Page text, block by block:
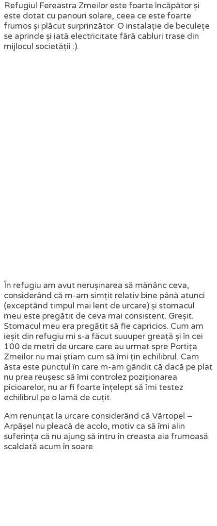
Refugiul Fereastra Zmeilor este foarte încăpător și
este dotat cu panouri solare, ceea ce este foarte
frumos și plăcut surprinzător. O instalație de beculețe
se aprinde și iată electricitate fără cabluri trase din
mijlocul societății :).
În refugiu am avut nerușinarea să mănânc ceva,
considerând că m-am simțit relativ bine până atunci
(exceptând timpul mai lent de urcare) și stomacul
meu este pregătit de ceva mai consistent. Greșit.
Stomacul meu era pregătit să fie capricios. Cum am
ieșit din refugiu mi s-a făcut suuuper greață și în cei
100 de metri de urcare care au urmat spre Portița
Zmeilor nu mai știam cum să îmi țin echilibrul. Cam
ăsta este punctul în care m-am gândit că dacă pe plat
nu prea reușesc să îmi controlez poziționarea
picioarelor, nu ar fi foarte înțelept să îmi testez
echilibrul pe o lamă de cuțit.
Am renunțat la urcare considerând că Vârtopel –
Arpășel nu pleacă de acolo, motiv ca să îmi alin
suferința că nu ajung să intru în creasta aia frumoasă
scaldată acum în soare.